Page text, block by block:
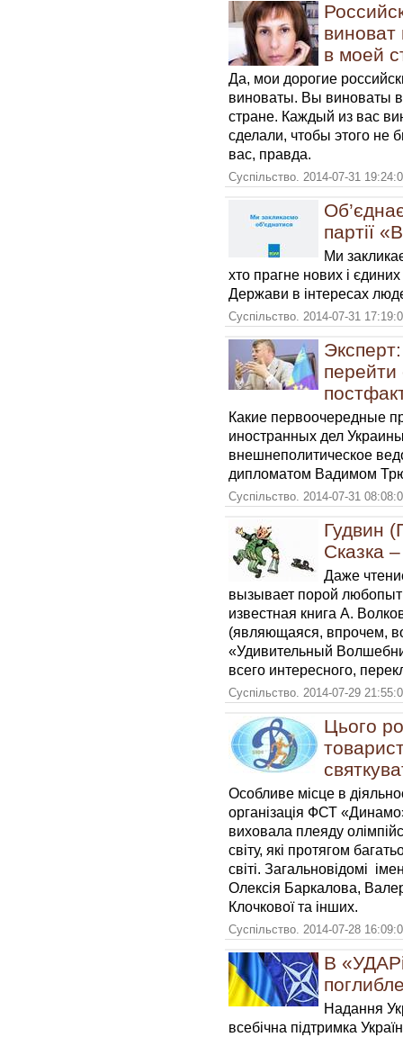
виноват
в моей
Да, мои дорогие
виноваты. Вы виноваты
стране. Каждый из вас
сделали, чтобы этого не
вас, правда.
Суспільство. 2014-07-31
партії
Ми
хто прагне нових і
Держави в інтересах
Суспільство. 2014-07-31
перейти
Какие первоочередные
иностранных дел
внешнеполитическое
дипломатом Вадимом
Суспільство. 2014-07-31
Гудвин
Сказка
Даже
вызывает порой
известная книга А.
(являющаяся, впрочем,
«Удивительный
всего интересного,
Суспільство. 2014-07-29
Цього
Особливе місце в
організація ФСТ
виховала плеяду
світу, які протягом
світі. Загальновідомі
Олексія Баркалова,
Клочкової та інших.
Суспільство. 2014-07-28
В
Надання
всебічна підтримка